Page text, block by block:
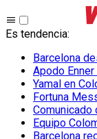
Es tendencia:
Barcelona
Apodo Enner
Yamal en
Fortuna
Comunicado
Equipo
Barcelona